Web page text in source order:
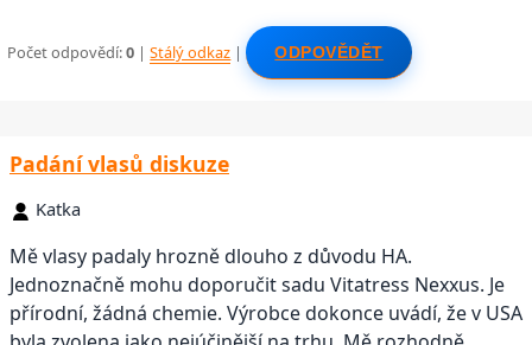
Počet odpovědí:0 |Stálý odkaz | ODPOVĚDĚT
Padání vlasů diskuze
Katka
Mě vlasy padaly hrozně dlouho z důvodu HA.
Jednoznačně mohu doporučit sadu Vitatress Nexxus. Je
přírodní, žádná chemie. Výrobce dokonce uvádí, že v USA